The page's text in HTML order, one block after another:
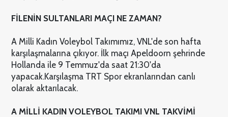
FİLENİN SULTANLARI MAÇI NE ZAMAN?
A Milli Kadın Voleybol Takımımız, VNL'de son hafta
karşılaşmalarına çıkıyor. İlk maçı Apeldoorn şehrinde
Hollanda ile 9 Temmuz'da saat 21:30'da
yapacak.Karşılaşma TRT Spor ekranlarından canlı
olarak aktarılacak.
A MİLLİ KADIN VOLEYBOL TAKIMI VNL TAKVİMİ